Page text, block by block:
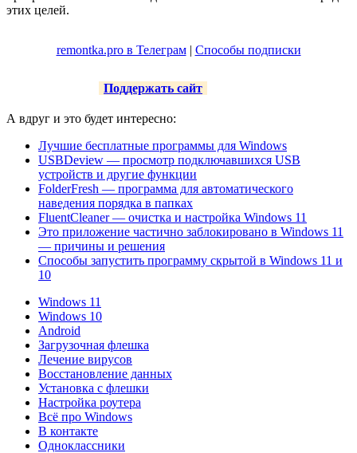
этих целей.
remontka.pro в Телеграм| Способы подписки
Поддержать сайт
А вдруг и это будет интересно:
Лучшие бесплатные программы для Windows
USBDeview — просмотр подключавшихся USB
устройств и другие функции
FolderFresh — программа для автоматического
наведения порядка в папках
FluentCleaner — очистка и настройка Windows 11
Это приложение частично заблокировано в Windows 11
— причины и решения
Способы запустить программу скрытой в Windows 11 и
10
Windows 11
Windows 10
Android
Загрузочная флешка
Лечение вирусов
Восстановление данных
Установка с флешки
Настройка роутера
Всё про Windows
В контакте
Одноклассники